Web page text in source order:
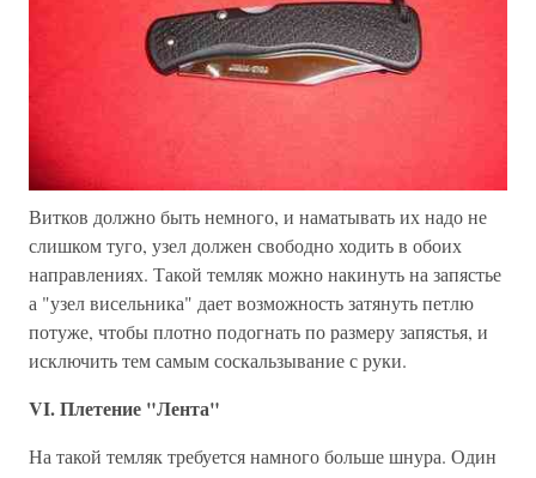
Витков должно быть немного, и наматывать их надо не
слишком туго, узел должен свободно ходить в обоих
направлениях. Такой темляк можно накинуть на запястье
а "узел висельника" дает возможность затянуть петлю
потуже, чтобы плотно подогнать по размеру запястья, и
исключить тем самым соскальзывание с руки.
VI. Плетение "Лента"
На такой темляк требуется намного больше шнура. Один